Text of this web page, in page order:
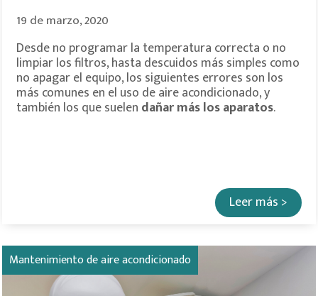
19 de marzo, 2020
Desde no programar la temperatura correcta o no
limpiar los filtros, hasta descuidos más simples como
no apagar el equipo, los siguientes errores son los
más comunes en el uso de aire acondicionado, y
también los que suelen dañar más los aparatos.
Leer más >
Mantenimiento de aire acondicionado